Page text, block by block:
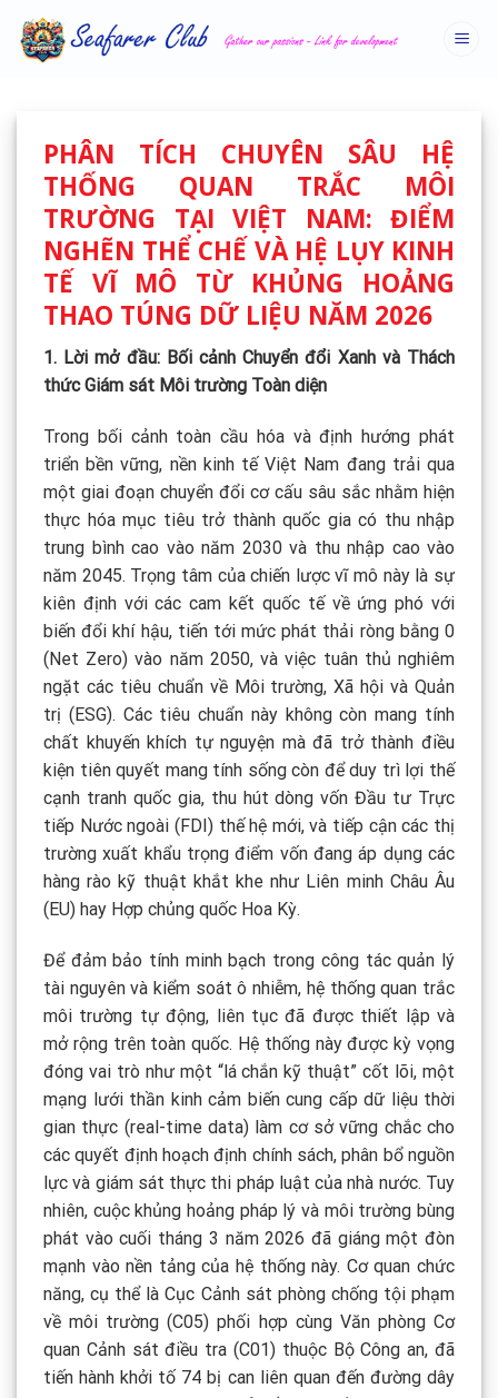
content
PHÂN TÍCH CHUYÊN SÂU HỆ
THỐNG QUAN TRẮC MÔI
TRƯỜNG TẠI VIỆT NAM: ĐIỂM
NGHẼN THỂ CHẾ VÀ HỆ LỤY KINH
TẾ VĨ MÔ TỪ KHỦNG HOẢNG
THAO TÚNG DỮ LIỆU NĂM 2026
1. Lời mở đầu: Bối cảnh Chuyển đổi Xanh và Thách
thức Giám sát Môi trường Toàn diện
Trong bối cảnh toàn cầu hóa và định hướng phát
triển bền vững, nền kinh tế Việt Nam đang trải qua
một giai đoạn chuyển đổi cơ cấu sâu sắc nhằm hiện
thực hóa mục tiêu trở thành quốc gia có thu nhập
trung bình cao vào năm 2030 và thu nhập cao vào
năm 2045. Trọng tâm của chiến lược vĩ mô này là sự
kiên định với các cam kết quốc tế về ứng phó với
biến đổi khí hậu, tiến tới mức phát thải ròng bằng 0
(Net Zero) vào năm 2050, và việc tuân thủ nghiêm
ngặt các tiêu chuẩn về Môi trường, Xã hội và Quản
trị (ESG). Các tiêu chuẩn này không còn mang tính
chất khuyến khích tự nguyện mà đã trở thành điều
kiện tiên quyết mang tính sống còn để duy trì lợi thế
cạnh tranh quốc gia, thu hút dòng vốn Đầu tư Trực
tiếp Nước ngoài (FDI) thế hệ mới, và tiếp cận các thị
trường xuất khẩu trọng điểm vốn đang áp dụng các
hàng rào kỹ thuật khắt khe như Liên minh Châu Âu
(EU) hay Hợp chủng quốc Hoa Kỳ.
Để đảm bảo tính minh bạch trong công tác quản lý
tài nguyên và kiểm soát ô nhiễm, hệ thống quan trắc
môi trường tự động, liên tục đã được thiết lập và
mở rộng trên toàn quốc. Hệ thống này được kỳ vọng
đóng vai trò như một “lá chắn kỹ thuật” cốt lõi, một
mạng lưới thần kinh cảm biến cung cấp dữ liệu thời
gian thực (real-time data) làm cơ sở vững chắc cho
các quyết định hoạch định chính sách, phân bổ nguồn
lực và giám sát thực thi pháp luật của nhà nước. Tuy
nhiên, cuộc khủng hoảng pháp lý và môi trường bùng
phát vào cuối tháng 3 năm 2026 đã giáng một đòn
mạnh vào nền tảng của hệ thống này. Cơ quan chức
năng, cụ thể là Cục Cảnh sát phòng chống tội phạm
về môi trường (C05) phối hợp cùng Văn phòng Cơ
quan Cảnh sát điều tra (C01) thuộc Bộ Công an, đã
tiến hành khởi tố 74 bị can liên quan đến đường dây